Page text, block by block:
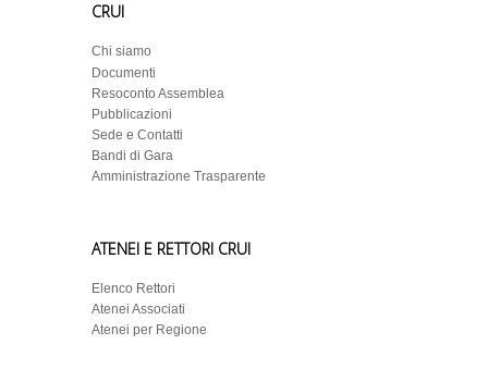
CRUI
Chi siamo
Documenti
Resoconto Assemblea
Pubblicazioni
Sede e Contatti
Bandi di Gara
Amministrazione Trasparente
ATENEI E RETTORI CRUI
Elenco Rettori
Atenei Associati
Atenei per Regione